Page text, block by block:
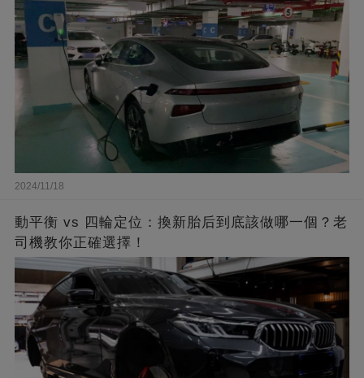
2024/11/18
動平衡 vs 四輪定位：換新胎后到底該做哪一個？老
司機教你正確選擇！